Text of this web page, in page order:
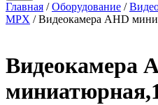
Главная / Оборудование /
MPX / Видеокамера AHD
Видеокамера